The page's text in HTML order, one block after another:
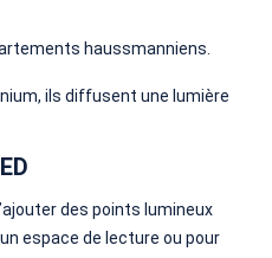
haussmanniens.
ils diffusent une lumière
des points lumineux
espace de lecture ou pour